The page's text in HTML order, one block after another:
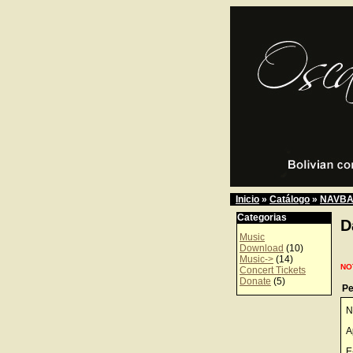
Inicio » Catálogo »
Categorias
Music
Download (10)
Music-> (14)
Concert Tickets
Donate (5)